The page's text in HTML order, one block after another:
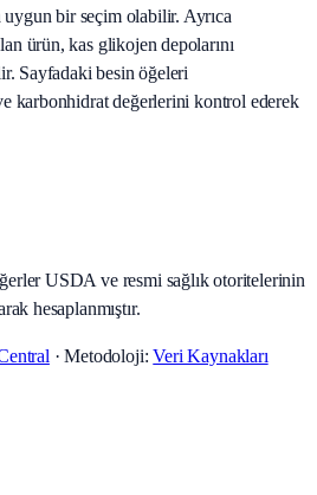
bir seçim olabilir. Ayrıca
ürün, kas glikojen depolarını
Sayfadaki besin öğeleri
karbonhidrat değerlerini kontrol ederek
USDA ve resmi sağlık otoritelerinin
hesaplanmıştır.
· Metodoloji:Veri Kaynakları